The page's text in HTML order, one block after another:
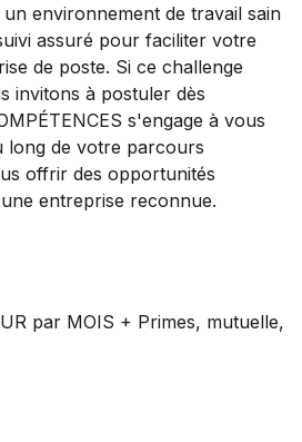
environnement de travail sain
assuré pour faciliter votre
de poste. Si ce challenge
invitons à postuler dès
s'engage à vous
long de votre parcours
offrir des opportunités
entreprise reconnue.
par MOIS + Primes, mutuelle,